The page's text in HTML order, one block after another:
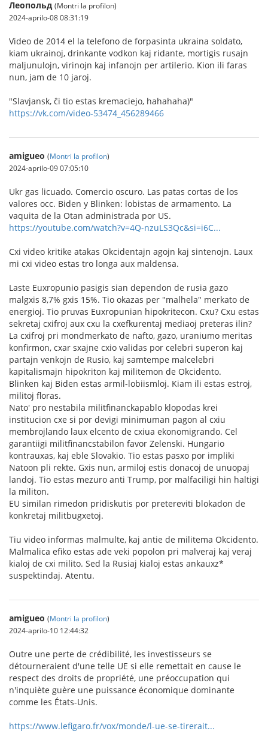
Леопольд (Montri la profilon)
2024-aprilo-08 08:31:19
Video de 2014 el la telefono de forpasinta ukraina soldato,
kiam ukrainoj, drinkante vodkon kaj ridante, mortigis rusajn
maljunulojn, virinojn kaj infanojn per artilerio. Kion ili faras
nun, jam de 10 jaroj.
"Slavjansk, ĉi tio estas kremaciejo, hahahaha)"
https://vk.com/video-53474_456289466
amigueo (Montri la profilon)
2024-aprilo-09 07:05:10
Ukr gas licuado. Comercio oscuro. Las patas cortas de los
valores occ. Biden y Blinken: lobistas de armamento. La
vaquita de la Otan administrada por US.
https://youtube.com/watch?v=4Q-nzuLS3Qc&si=i6C...
Cxi video kritike atakas Okcidentajn agojn kaj sintenojn. Laux
mi cxi video estas tro longa aux maldensa.
Laste Euxropunio pasigis sian dependon de rusia gazo
malgxis 8,7% gxis 15%. Tio okazas per "malhela" merkato de
energioj. Tio pruvas Euxropunian hipokritecon. Cxu? Cxu estas
sekretaj cxifroj aux cxu la cxefkurentaj mediaoj preteras ilin?
La cxifroj pri mondmerkato de nafto, gazo, uraniumo meritas
konfirmon, cxar sxajne cxio validas por celebri superon kaj
partajn venkojn de Rusio, kaj samtempe malcelebri
kapitalismajn hipokriton kaj militemon de Okcidento.
Blinken kaj Biden estas armil-lobiismloj. Kiam ili estas estroj,
militoj floras.
Nato' pro nestabila militfinanckapablo klopodas krei
institucion cxe si por devigi minimuman pagon al cxiu
membrojlando laux elcento de cxiua ekonomigrando. Cel
garantiigi militfinancstabilon favor Zelenski. Hungario
kontrauxas, kaj eble Slovakio. Tio estas pasxo por impliki
Natoon pli rekte. Gxis nun, armiloj estis donacoj de unuopaj
landoj. Tio estas mezuro anti Trump, por malfaciligi hin haltigi
la militon.
EU similan rimedon pridiskutis por pretereviti blokadon de
konkretaj militbugxetoj.
Tiu video informas malmulte, kaj antie de militema Okcidento.
Malmalica efiko estas ade veki popolon pri malveraj kaj veraj
kialoj de cxi milito. Sed la Rusiaj kialoj estas ankauxz*
suspektindaj. Atentu.
amigueo (Montri la profilon)
2024-aprilo-10 12:44:32
Outre une perte de crédibilité, les investisseurs se
détourneraient d'une telle UE si elle remettait en cause le
respect des droits de propriété, une préoccupation qui
n'inquiète guère une puissance économique dominante
comme les États-Unis.
https://www.lefigaro.fr/vox/monde/l-ue-se-tirerait...